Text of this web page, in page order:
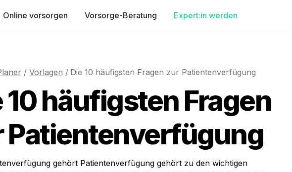
Online vorsorgen Vorsorge-Beratung Expert:in werden
/ Vorlagen / Die 10 häufigsten Fragen zur Patientenverfügung
10 häufigsten Fragen
Patientenverfügung
gehört Patientenverfügung gehört zu den wichtigen